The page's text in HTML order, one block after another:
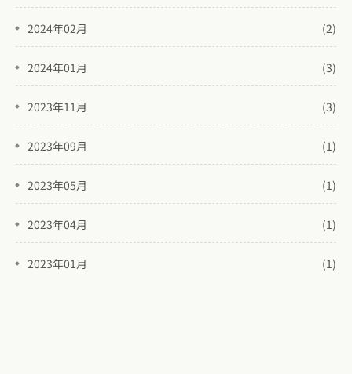
2024年02月 (2)
2024年01月 (3)
2023年11月 (3)
2023年09月 (1)
2023年05月 (1)
2023年04月 (1)
2023年01月 (1)